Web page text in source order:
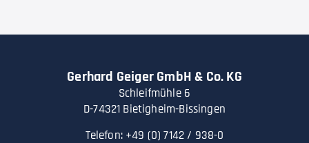
Gerhard Geiger GmbH & Co. KG
Schleifmühle 6
D-74321 Bietigheim-Bissingen
Telefon: +49 (0) 7142 / 938-0